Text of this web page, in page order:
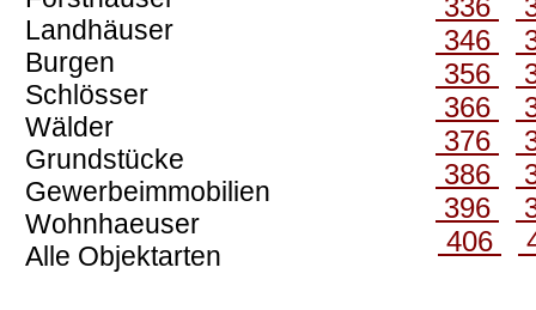
Landhäuser
Burgen
Schlösser
Wälder
Grundstücke
Gewerbeimmobilien
Wohnhaeuser
Alle Objektarten
336
346
356
366
376
386
396
406